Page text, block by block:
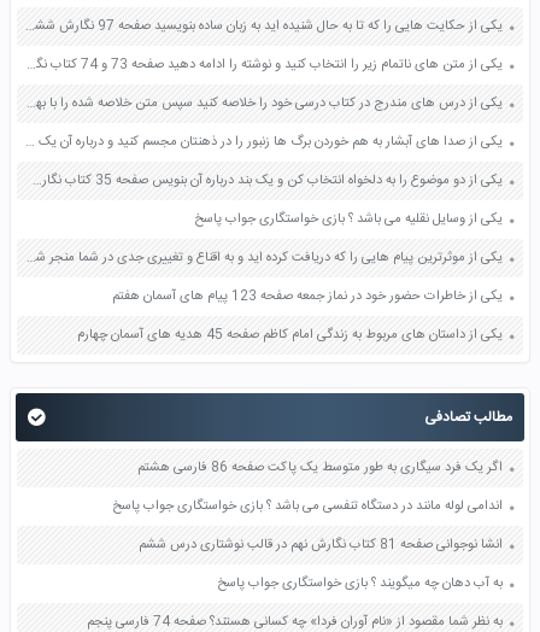
یکی از حکایت هایی را که تا به حال شنیده اید به زبان ساده بنویسید صفحه 97 نگارش ششم دبستان
یکی از متن های ناتمام زیر را انتخاب کنید و نوشته را ادامه دهید صفحه 73 و 74 کتاب نگارش فارسی پنجم دبستان
یکی از درس های مندرج در کتاب درسی خود را خلاصه کنید سپس متن خلاصه شده را با بهره گیری از روش های دسته بندی نمودار جدول نقشه مفهومی نشان دهید صفحه 118 نگارش یازدهم
یکی از صدا های آبشار به هم خوردن برگ ها زنبور را در ذهنتان مجسم کنید و درباره آن یک بند بنویسید صفحه 11 نگارش پنجم
یکی از دو موضوع را به دلخواه انتخاب کن و یک بند درباره آن بنویس صفحه 35 کتاب نگارش فارسی سوم
یکی از وسایل نقلیه می باشد ؟ بازی خواستگاری جواب پاسخ
یکی از موثرترین پیام هایی را که دریافت کرده اید و به اقناع و تغییری جدی در شما منجر شده است برسی کنید و علت این تاثیر گذاری قابل توجه را بنویسید صفحه 52 تفکر و سواد رسانه ای دهم
یکی از خاطرات حضور خود در نماز جمعه صفحه 123 پیام های آسمان هفتم
یکی از داستان های مربوط به زندگی امام کاظم صفحه 45 هدیه های آسمان چهارم
مطالب تصادفی
اگر یک فرد سیگاری به طور متوسط یک پاکت صفحه 86 فارسی هشتم
اندامی لوله مانند در دستگاه تنفسی می باشد ؟ بازی خواستگاری جواب پاسخ
انشا نوجوانی صفحه 81 کتاب نگارش نهم در قالب نوشتاری درس ششم
به آب دهان چه میگویند ؟ بازی خواستگاری جواب پاسخ
به نظر شما مقصود از «نام آوران فردا» چه کسانی هستند؟ صفحه 74 فارسی پنجم